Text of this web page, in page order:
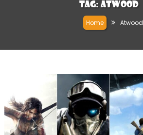
Tag: Atwood
Home Atwood